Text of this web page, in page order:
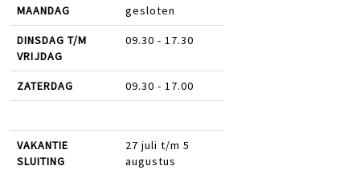
MAANDAG gesloten
DINSDAG T/M
VRIJDAG
09.30 - 17.30
ZATERDAG 09.30 - 17.00
VAKANTIE
SLUITING
27 juli t/m 5
augustus